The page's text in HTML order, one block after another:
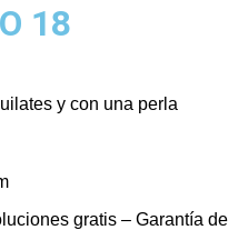
18
y con una perla
gratis – Garantía de